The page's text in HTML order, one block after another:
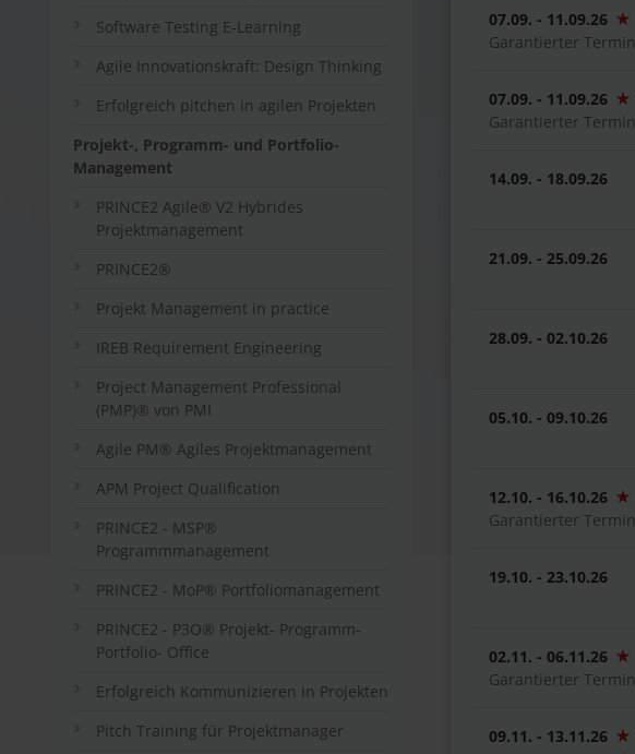
Software Testing E-Learning
Agile Innovationskraft: Design Thinking
Erfolgreich pitchen in agilen Projekten
Projekt-, Programm- und Portfolio-
Management
PRINCE2 Agile® V2 Hybrides
Projektmanagement
PRINCE2®
Projekt Management in practice
IREB Requirement Engineering
Project Management Professional
(PMP)® von PMI
Agile PM® Agiles Projektmanagement
APM Project Qualification
PRINCE2 - MSP®
Programmmanagement
PRINCE2 - MoP® Portfoliomanagement
PRINCE2 - P3O® Projekt- Programm-
Portfolio- Office
Erfolgreich Kommunizieren in Projekten
Pitch Training für Projektmanager
07.09. - 11.09.26
Garantierter Termin
07.09. - 11.09.26
Garantierter Termin
14.09. - 18.09.26
21.09. - 25.09.26
28.09. - 02.10.26
05.10. - 09.10.26
12.10. - 16.10.26
Garantierter Termin
19.10. - 23.10.26
02.11. - 06.11.26
Garantierter Termin
09.11. - 13.11.26